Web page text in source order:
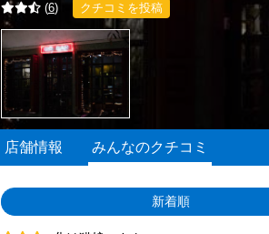
(6) クチコミを投稿
店舗情報 みんなのクチコミ
新着順